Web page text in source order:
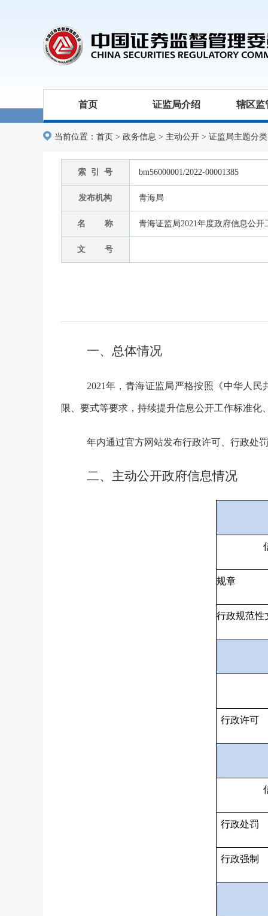
首页 证监局介绍 辖区监
当前位置： 首页 > 政务信息 > 主动公开 > 证监局主题分类
索 引 号 bm56000001/2022-00001385
发布机构 青海局
名 称 青海证监局2021年度政府信息公开
文 号
一、总体情况
2021年，青海证监局严格按照《中华人
限、要式等要求，持续提升信息公开工作标准化
年内通过官方网站发布行政许可、行政处
二、主动公开政府信息情况
规章
行政规范性
行政许可
行政处罚
行政强制